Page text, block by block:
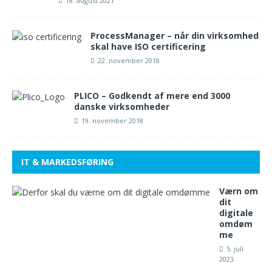
ProcessManager – når din virksomhed
skal have ISO certificering
22. november 2018
PLICO – Godkendt af mere end 3000
danske virksomheder
19. november 2018
IT & MARKEDSFØRING
Værn om
dit
digitale
omdøm
me
5. juli
2023